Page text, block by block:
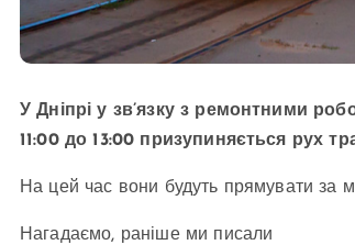
У Дніпрі у зв’язку з ремонтними
11:00 до 13:00 призупиняється рух
На цей час вони будуть прямувати за
Нагадаємо, раніше ми писали